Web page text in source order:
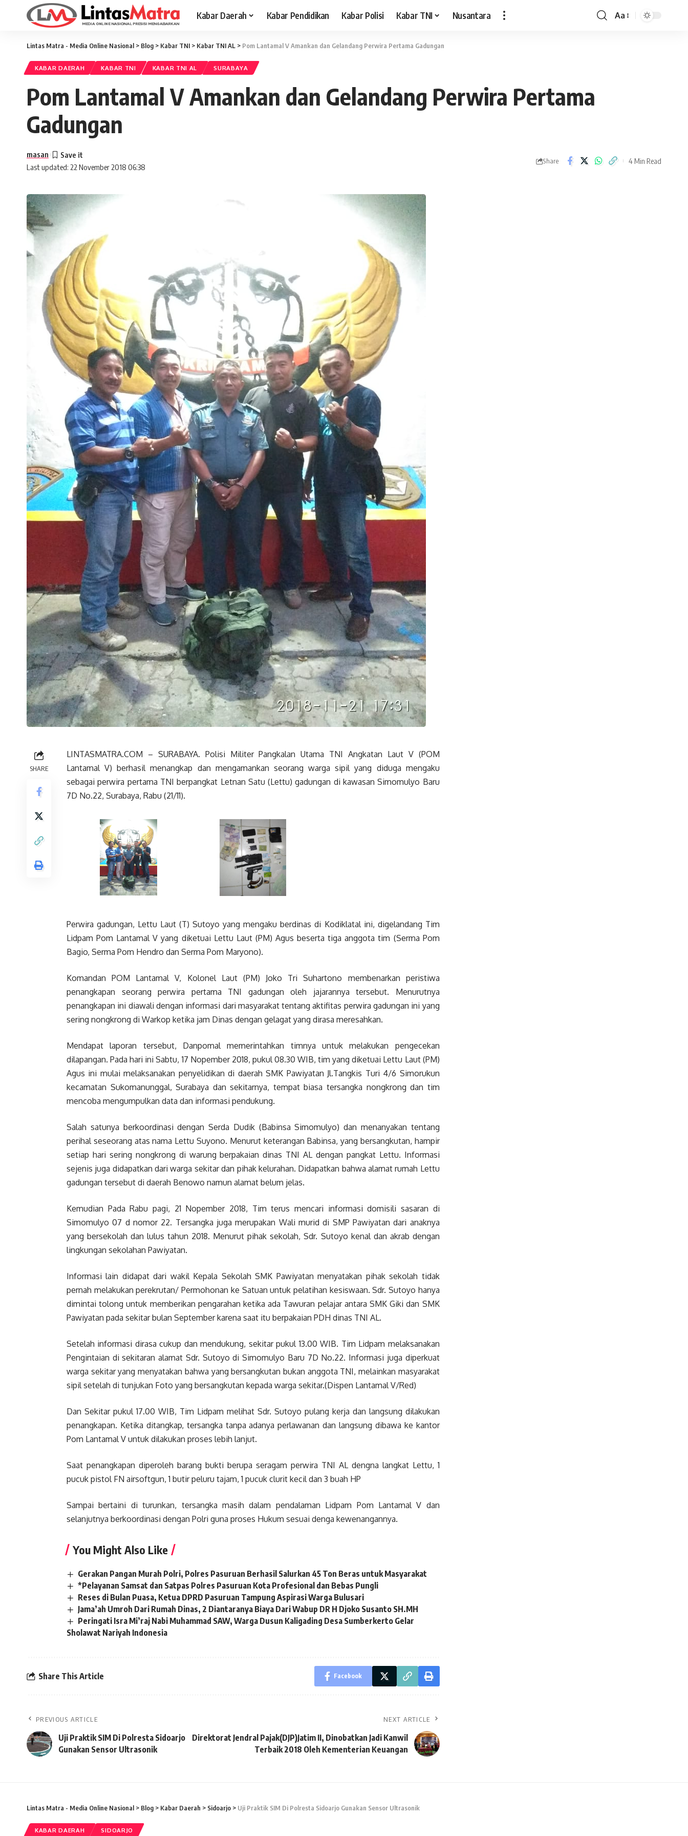
Kabar Daerah Kabar Pendidikan Kabar Polisi Kabar TNI Nusantara
Font
Aa
Lintas Matra - Media Online Nasional > Blog > Kabar TNI > Kabar TNI AL > Pom Lantamal V Amankan dan Gelandang Perwira Pertama Gadungan
KABAR DAERAH KABAR TNI KABAR TNI AL SURABAYA
Pom Lantamal V Amankan dan Gelandang Perwira Pertama
Gadungan
Last updated: 22 November 2018 06:38
masan
Share 4 Min Read
SHARE
LINTASMATRA.COM – SURABAYA. Polisi Militer Pangkalan Utama TNI Angkatan Laut V (POM
Lantamal V) berhasil menangkap dan mengamankan seorang warga sipil yang diduga mengaku
sebagai perwira pertama TNI berpangkat Letnan Satu (Lettu) gadungan di kawasan Simomulyo Baru
7D No.22, Surabaya, Rabu (21/11).
Perwira gadungan, Lettu Laut (T) Sutoyo yang mengaku berdinas di Kodiklatal ini, digelandang Tim
Lidpam Pom Lantamal V yang diketuai Lettu Laut (PM) Agus beserta tiga anggota tim (Serma Pom
Bagio, Serma Pom Hendro dan Serma Pom Maryono).
Komandan POM Lantamal V, Kolonel Laut (PM) Joko Tri Suhartono membenarkan peristiwa
penangkapan seorang perwira pertama TNI gadungan oleh jajarannya tersebut. Menurutnya
penangkapan ini diawali dengan informasi dari masyarakat tentang aktifitas perwira gadungan ini yang
sering nongkrong di Warkop ketika jam Dinas dengan gelagat yang dirasa meresahkan.
Mendapat laporan tersebut, Danpomal memerintahkan timnya untuk melakukan pengecekan
dilapangan. Pada hari ini Sabtu, 17 Nopember 2018, pukul 08.30 WIB, tim yang diketuai Lettu Laut (PM)
Agus ini mulai melaksanakan penyelidikan di daerah SMK Pawiyatan Jl.Tangkis Turi 4/6 Simorukun
kecamatan Sukomanunggal, Surabaya dan sekitarnya, tempat biasa tersangka nongkrong dan tim
mencoba mengumpulkan data dan informasi pendukung.
Salah satunya berkoordinasi dengan Serda Dudik (Babinsa Simomulyo) dan menanyakan tentang
perihal seseorang atas nama Lettu Suyono. Menurut keterangan Babinsa, yang bersangkutan, hampir
setiap hari sering nongkrong di warung berpakaian dinas TNI AL dengan pangkat Lettu. Informasi
sejenis juga didapatkan dari warga sekitar dan pihak kelurahan. Didapatkan bahwa alamat rumah Lettu
gadungan tersebut di daerah Benowo namun alamat belum jelas.
Kemudian Pada Rabu pagi, 21 Nopember 2018, Tim terus mencari informasi domisili sasaran di
Simomulyo 07 d nomor 22. Tersangka juga merupakan Wali murid di SMP Pawiyatan dari anaknya
yang bersekolah dan lulus tahun 2018. Menurut pihak sekolah, Sdr. Sutoyo kenal dan akrab dengan
lingkungan sekolahan Pawiyatan.
Informasi lain didapat dari wakil Kepala Sekolah SMK Pawiyatan menyatakan pihak sekolah tidak
pernah melakukan perekrutan/ Permohonan ke Satuan untuk pelatihan kesiswaan. Sdr. Sutoyo hanya
dimintai tolong untuk memberikan pengarahan ketika ada Tawuran pelajar antara SMK Giki dan SMK
Pawiyatan pada sekitar bulan September karena saat itu berpakaian PDH dinas TNI AL.
Setelah informasi dirasa cukup dan mendukung, sekitar pukul 13.00 WIB. Tim Lidpam melaksanakan
Pengintaian di sekitaran alamat Sdr. Sutoyo di Simomulyo Baru 7D No.22. Informasi juga diperkuat
warga sekitar yang menyatakan bahwa yang bersangkutan bukan anggota TNI, melainkan masyarakat
sipil setelah di tunjukan Foto yang bersangkutan kepada warga sekitar.(Dispen Lantamal V/Red)
Dan Sekitar pukul 17.00 WIB, Tim Lidpam melihat Sdr. Sutoyo pulang kerja dan langsung dilakukan
penangkapan. Ketika ditangkap, tersangka tanpa adanya perlawanan dan langsung dibawa ke kantor
Pom Lantamal V untuk dilakukan proses lebih lanjut.
Saat penangkapan diperoleh barang bukti berupa seragam perwira TNI AL dengna langkat Lettu, 1
pucuk pistol FN airsoftgun, 1 butir peluru tajam, 1 pucuk clurit kecil dan 3 buah HP
Sampai bertaini di turunkan, tersangka masih dalam pendalaman Lidpam Pom Lantamal V dan
selanjutnya berkoordinasi dengan Polri guna proses Hukum sesuai denga kewenangannya.
You Might Also Like
Gerakan Pangan Murah Polri, Polres Pasuruan Berhasil Salurkan 45 Ton Beras untuk Masyarakat
*Pelayanan Samsat dan Satpas Polres Pasuruan Kota Profesional dan Bebas Pungli
Reses di Bulan Puasa, Ketua DPRD Pasuruan Tampung Aspirasi Warga Bulusari
Jama’ah Umroh Dari Rumah Dinas, 2 Diantaranya Biaya Dari Wabup DR H Djoko Susanto SH.MH
Peringati Isra Mi’raj Nabi Muhammad SAW, Warga Dusun Kaligading Desa Sumberkerto Gelar
Sholawat Nariyah Indonesia
Share This Article Facebook
PREVIOUS ARTICLE
Uji Praktik SIM Di Polresta Sidoarjo
Gunakan Sensor Ultrasonik
NEXT ARTICLE
Direktorat Jendral Pajak(DJP)Jatim II, Dinobatkan Jadi Kanwil
Terbaik 2018 Oleh Kementerian Keuangan
Lintas Matra - Media Online Nasional > Blog > Kabar Daerah > Sidoarjo > Uji Praktik SIM Di Polresta Sidoarjo Gunakan Sensor Ultrasonik
KABAR DAERAH SIDOARJO